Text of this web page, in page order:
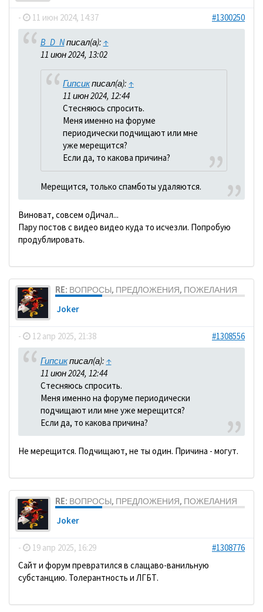
- 11 июн 2024, 14:37 #1300250
B_D_Nписал(а): ↑
11 июн 2024, 13:02
Гипсикписал(а): ↑
11 июн 2024, 12:44
Стесняюсь спросить.
Меня именно на форуме
периодически подчищают или мне
уже мерещится?
Если да, то какова причина?
Мерещится, только спамботы удаляются.
Виноват, совсем оДичал...
Пару постов с видео видео куда то исчезли. Попробую
продублировать.
RE: ВОПРОСЫ, ПРЕДЛОЖЕНИЯ, ПОЖЕЛАНИЯ
Joker
- 12 апр 2025, 21:38 #1308556
Гипсикписал(а): ↑
11 июн 2024, 12:44
Стесняюсь спросить.
Меня именно на форуме периодически
подчищают или мне уже мерещится?
Если да, то какова причина?
Не мерещится. Подчищают, не ты один. Причина - могут.
RE: ВОПРОСЫ, ПРЕДЛОЖЕНИЯ, ПОЖЕЛАНИЯ
Joker
- 19 апр 2025, 16:29
#1308776
Сайт и форум превратился в слащаво-ванильную
субстанцию. Толерантность и ЛГБТ.